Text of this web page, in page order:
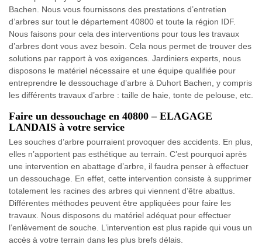
Bachen. Nous vous fournissons des prestations d’entretien
d’arbres sur tout le département 40800 et toute la région IDF.
Nous faisons pour cela des interventions pour tous les travaux
d’arbres dont vous avez besoin. Cela nous permet de trouver des
solutions par rapport à vos exigences. Jardiniers experts, nous
disposons le matériel nécessaire et une équipe qualifiée pour
entreprendre le dessouchage d’arbre à Duhort Bachen, y compris
les différents travaux d’arbre : taille de haie, tonte de pelouse, etc.
Faire un dessouchage en 40800 – ELAGAGE
LANDAIS à votre service
Les souches d’arbre pourraient provoquer des accidents. En plus,
elles n’apportent pas esthétique au terrain. C’est pourquoi après
une intervention en abattage d’arbre, il faudra penser à effectuer
un dessouchage. En effet, cette intervention consiste à supprimer
totalement les racines des arbres qui viennent d’être abattus.
Différentes méthodes peuvent être appliquées pour faire les
travaux. Nous disposons du matériel adéquat pour effectuer
l’enlèvement de souche. L’intervention est plus rapide qui vous un
accès à votre terrain dans les plus brefs délais.